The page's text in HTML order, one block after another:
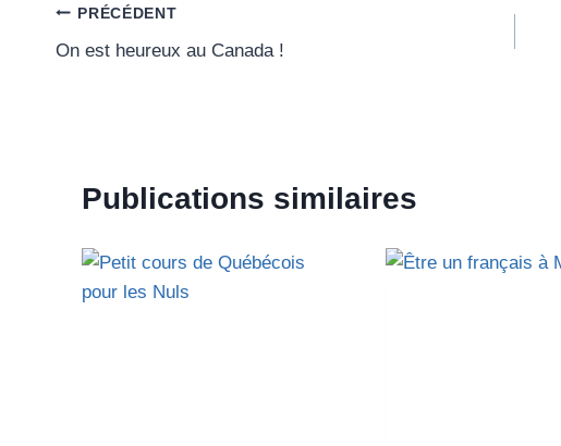
Navigation
de
PRÉCÉDENT
On est heureux au Canada !
Publications similaires